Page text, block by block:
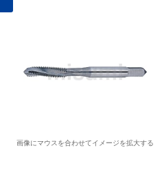
画像にマウスを合わせてイメージを拡大する